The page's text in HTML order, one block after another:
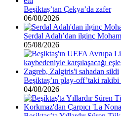
Beşiktaş’tan Çekya’da zafer
06/08/2026
Serdal Adalı’dan ilginç
05/08/2026
Beşiktaş’ın play-off’taki
04/08/2026